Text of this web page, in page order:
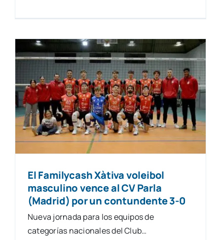
El Familycash Xàtiva voleibol
masculino vence al CV Parla
(Madrid) por un contundente 3-0
Nueva jornada para los equipos de
categorías nacionales del Club…